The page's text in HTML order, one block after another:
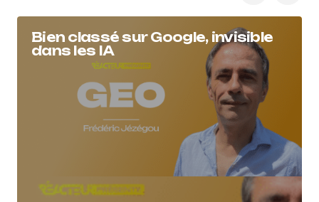
Bien classé sur Google, invisible
dans les IA